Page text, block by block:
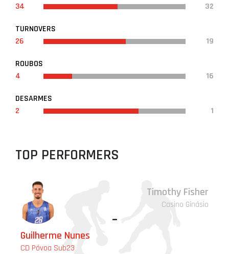
34
32
TURNOVERS
26
19
ROUBOS
4
16
DESARMES
2
1
TOP PERFORMERS
Guilherme Nunes
CD Póvoa Sub23
-
Timothy Fisher
Casino Ginásio